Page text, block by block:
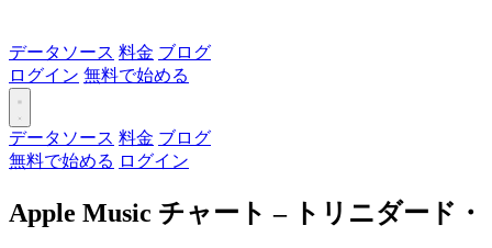
データソース 料金 ブログ
ログイン 無料で始める
データソース 料金 ブログ
無料で始める ログイン
Apple Music チャート – トリニダード